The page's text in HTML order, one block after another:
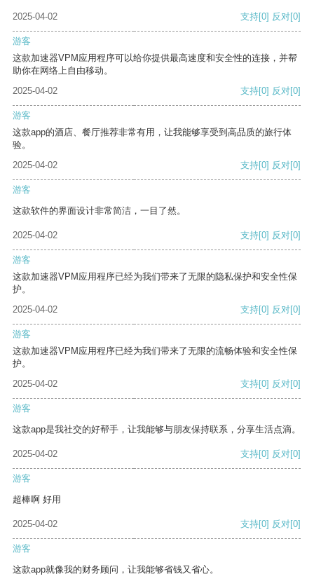
2025-04-02 支持[0] 反对[0]
游客
这款加速器VPM应用程序可以给你提供最高速度和安全性的连接，并帮
助你在网络上自由移动。
2025-04-02
支持[0] 反对[0]
游客
这款app的酒店、餐厅推荐非常有用，让我能够享受到高品质的旅行体
验。
2025-04-02
支持[0] 反对[0]
游客
这款软件的界面设计非常简洁，一目了然。
2025-04-02 支持[0] 反对[0]
游客
这款加速器VPM应用程序已经为我们带来了无限的隐私保护和安全性保
护。
2025-04-02
支持[0] 反对[0]
游客
这款加速器VPM应用程序已经为我们带来了无限的流畅体验和安全性保
护。
2025-04-02
支持[0] 反对[0]
游客
这款app是我社交的好帮手，让我能够与朋友保持联系，分享生活点滴。
2025-04-02 支持[0] 反对[0]
游客
超棒啊 好用
2025-04-02 支持[0] 反对[0]
游客
这款app就像我的财务顾问，让我能够省钱又省心。